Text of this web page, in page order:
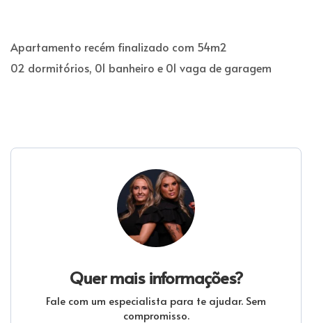
Apartamento recém finalizado com 54m2
02 dormitórios, 01 banheiro e 01 vaga de garagem
Quer mais informações?
Fale com um especialista para te ajudar. Sem
compromisso.